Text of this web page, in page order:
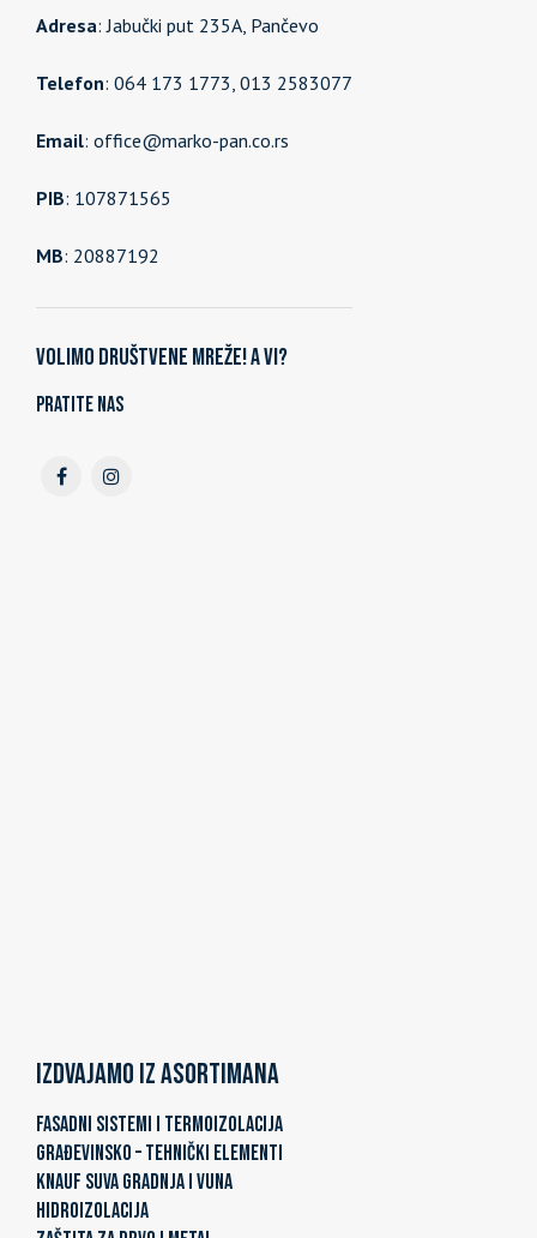
Adresa: Jabučki put 235A, Pančevo
Telefon: 064 173 1773, 013 2583077
Email: office@marko-pan.co.rs
PIB: 107871565
MB: 20887192
Volimo društvene mreže! A vi?
Pratite nas
Izdvajamo iz asortimana
FASADNI SISTEMI I TERMOIZOLACIJA
GRAĐEVINSKO – TEHNIČKI ELEMENTI
KNAUF SUVA GRADNJA I VUNA
HIDROIZOLACIJA